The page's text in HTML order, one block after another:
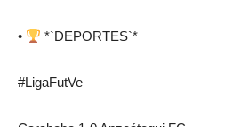
• *`DEPORTES`*
#LigaFutVe